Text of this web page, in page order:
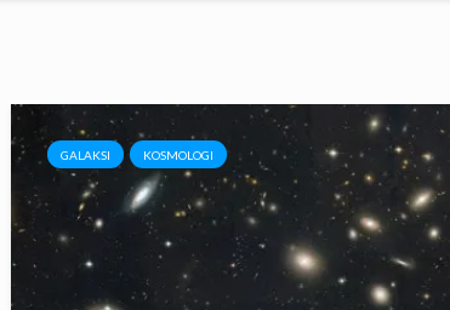
GALAKSI KOSMOLOGI